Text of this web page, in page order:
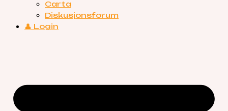
Carta
Diskusjonsforum
👤 Login